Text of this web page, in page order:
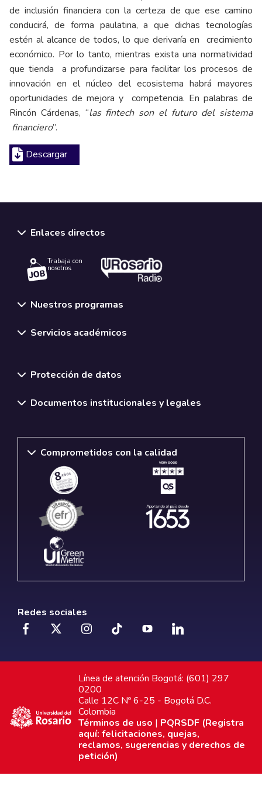
de inclusión financiera con la certeza de que ese camino
conducirá, de forma paulatina, a que dichas tecnologías
estén al alcance de todos, lo que derivaría en crecimiento
económico. Por lo tanto, mientras exista una normatividad
que tienda a profundizarse para facilitar los procesos de
innovación en el núcleo del ecosistema habrá mayores
oportunidades de mejora y competencia. En palabras de
Rincón Cárdenas, “las fintech son el futuro del sistema
financiero”.
Descargar
Enlaces directos
Trabaja con
nosotros.
Nuestros programas
Servicios académicos
Protección de datos
Documentos institucionales y legales
Comprometidos con la calidad
Redes sociales
Línea de atención Bogotá: (601) 297
0200
Calle 12C Nº 6-25 - Bogotá D.C.
Colombia
Términos de uso | PQRSDF (Registra
aquí: felicitaciones, quejas,
reclamos, sugerencias y derechos de
petición)